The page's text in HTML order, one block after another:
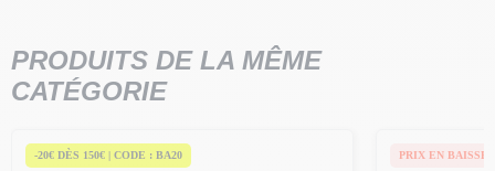
PRODUITS DE LA MÊME
CATÉGORIE
-20€ DÈS 150€ | CODE : BA20 PRIX EN BAISSE